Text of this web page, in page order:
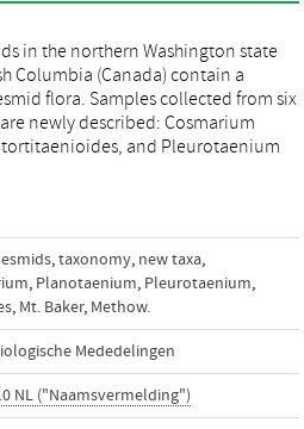
in the northern Washington state
Columbia (Canada) contain a
flora. Samples collected from six
newly described: Cosmarium
and Pleurotaenium
,taxonomy, new taxa,
, Planotaenium, Pleurotaenium,
, Mt. Baker, Methow.
Mededelingen
NL ("Naamsvermelding")